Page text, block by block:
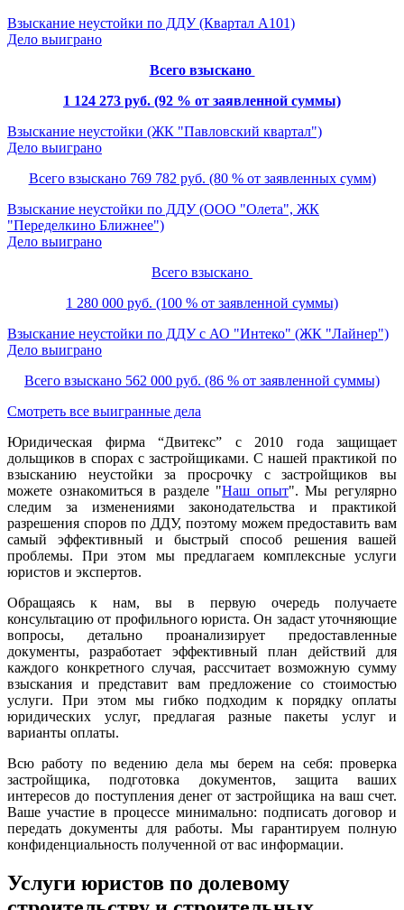
Взыскание неустойки по ДДУ (Квартал А101)
Дело выиграно
Всего взыскано
1 124 273 руб. (92 % от заявленной суммы)
Взыскание неустойки (ЖК "Павловский квартал")
Дело выиграно
Всего взыскано 769 782 руб. (80 % от заявленных сумм)
Взыскание неустойки по ДДУ (ООО "Олета", ЖК
"Переделкино Ближнее")
Дело выиграно
Всего взыскано
1 280 000 руб. (100 % от заявленной суммы)
Взыскание неустойки по ДДУ с АО "Интеко" (ЖК "Лайнер")
Дело выиграно
Всего взыскано 562 000 руб. (86 % от заявленной суммы)
Смотреть все выигранные дела
Юридическая фирма “Двитекс” с 2010 года защищает
дольщиков в спорах с застройщиками. С нашей практикой по
взысканию неустойки за просрочку с застройщиков вы
можете ознакомиться в разделе "Наш опыт". Мы регулярно
следим за изменениями законодательства и практикой
разрешения споров по ДДУ, поэтому можем предоставить вам
самый эффективный и быстрый способ решения вашей
проблемы. При этом мы предлагаем комплексные услуги
юристов и экспертов.
Обращаясь к нам, вы в первую очередь получаете
консультацию от профильного юриста. Он задаст уточняющие
вопросы, детально проанализирует предоставленные
документы, разработает эффективный план действий для
каждого конкретного случая, рассчитает возможную сумму
взыскания и представит вам предложение со стоимостью
услуги. При этом мы гибко подходим к порядку оплаты
юридических услуг, предлагая разные пакеты услуг и
варианты оплаты.
Всю работу по ведению дела мы берем на себя: проверка
застройщика, подготовка документов, защита ваших
интересов до поступления денег от застройщика на ваш счет.
Ваше участие в процессе минимально: подписать договор и
передать документы для работы. Мы гарантируем полную
конфиденциальность полученной от вас информации.
Услуги юристов по долевому